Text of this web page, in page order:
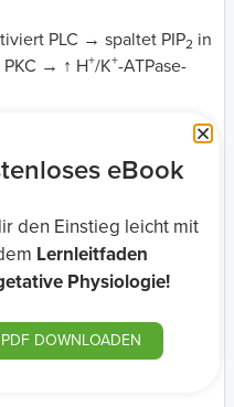
PLC → spaltet PIP2 in
PKC → ↑ H+/K+-ATPase-
Zellen, Histamin
Gs(ein G-gekoppeltes
(AC).
um.
PKA.
eBook
den Einstieg leicht mit
Lernleitfaden
Physiologie!
PDF DOWNLOADEN